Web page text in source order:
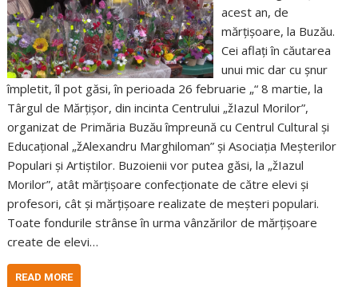
acest an, de
mărțișoare, la Buzău.
Cei aflați în căutarea
unui mic dar cu șnur
împletit, îl pot găsi, în perioada 26 februarie „“ 8 martie, la
Târgul de Mărțișor, din incinta Centrului „žIazul Morilor”,
organizat de Primăria Buzău împreună cu Centrul Cultural și
Educațional „žAlexandru Marghiloman” și Asociația Meșterilor
Populari și Artiștilor. Buzoienii vor putea găsi, la „žIazul
Morilor”, atât mărțișoare confecționate de către elevi și
profesori, cât și mărțișoare realizate de meșteri populari.
Toate fondurile strânse în urma vânzărilor de mărțișoare
create de elevi…
READ MORE